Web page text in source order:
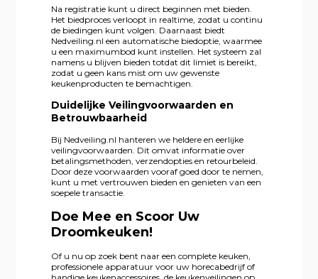
Na registratie kunt u direct beginnen met bieden.
Het biedproces verloopt in realtime, zodat u continu
de biedingen kunt volgen. Daarnaast biedt
Nedveiling.nl een automatische biedoptie, waarmee
u een maximumbod kunt instellen. Het systeem zal
namens u blijven bieden totdat dit limiet is bereikt,
zodat u geen kans mist om uw gewenste
keukenproducten te bemachtigen.
Duidelijke Veilingvoorwaarden en
Betrouwbaarheid
Bij Nedveiling.nl hanteren we heldere en eerlijke
veilingvoorwaarden. Dit omvat informatie over
betalingsmethoden, verzendopties en retourbeleid.
Door deze voorwaarden vooraf goed door te nemen,
kunt u met vertrouwen bieden en genieten van een
soepele transactie.
Doe Mee en Scoor Uw
Droomkeuken!
Of u nu op zoek bent naar een complete keuken,
professionele apparatuur voor uw horecabedrijf of